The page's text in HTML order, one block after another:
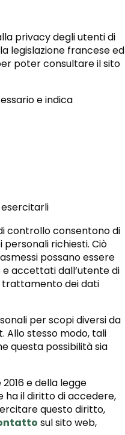
privacy degli utenti di
legislazione francese ed
poter consultare il sito
e indica
controllo consentono di
richiesti. Ciò
possano essere
accettati dall’utente di
trattamento dei dati
per scopi diversi da
Allo stesso modo, tali
questa possibilità sia
e della legge
ha il diritto di accedere,
questo diritto,
sul sito web,